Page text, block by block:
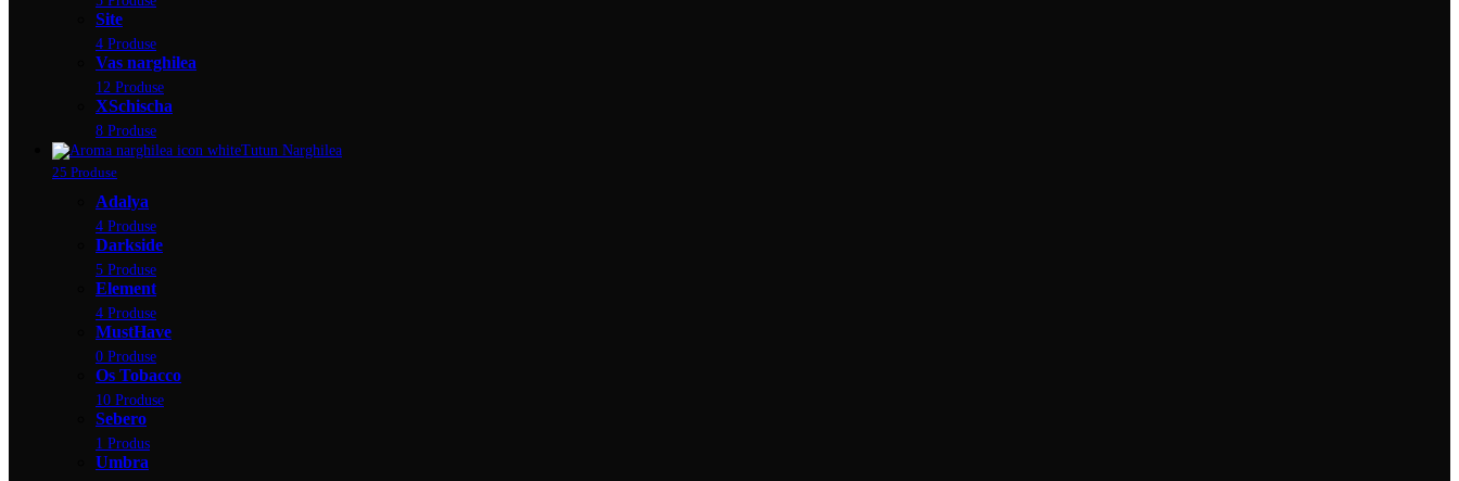
Site
4 Produse
Vas narghilea
12 Produse
XSchischa
8 Produse
Tutun Narghilea
25 Produse
Adalya
4 Produse
Darkside
5 Produse
Element
4 Produse
MustHave
0 Produse
Os Tobacco
10 Produse
Sebero
1 Produs
Umbra